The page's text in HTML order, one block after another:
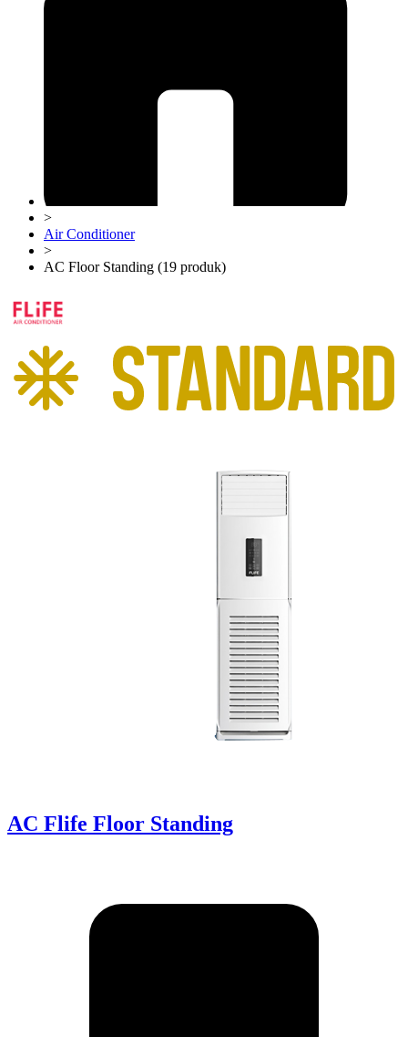
>
Air Conditioner
>
AC Floor Standing (19 produk)
AC Flife Floor Standing